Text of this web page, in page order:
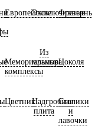
ЕвропейскиеЭксклюзивные
Мемориальные
комплексы
Из
мрамораЦоколя
ЦветникНадгробная
плита
Столики
и
лавочки